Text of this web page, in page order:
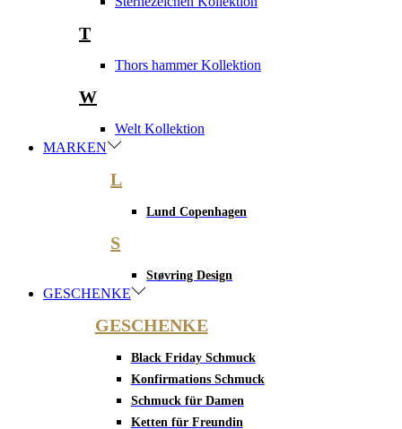
T
Thors hammer Kollektion
W
Welt Kollektion
MARKEN
L
Lund Copenhagen
S
Støvring Design
GESCHENKE
GESCHENKE
Black Friday Schmuck
Konfirmations Schmuck
Schmuck für Damen
Ketten für Freundin